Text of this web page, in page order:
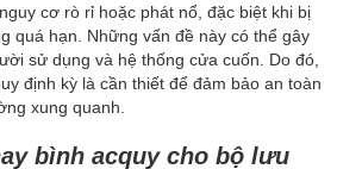
cơ rò rỉ hoặc phát nổ, đặc biệt khi bị
quá hạn. Những vấn đề này có thể gây
sử dụng và hệ thống cửa cuốn. Do đó,
định kỳ là cần thiết để đảm bảo an toàn
xung quanh.
bình acquy cho bộ lưu